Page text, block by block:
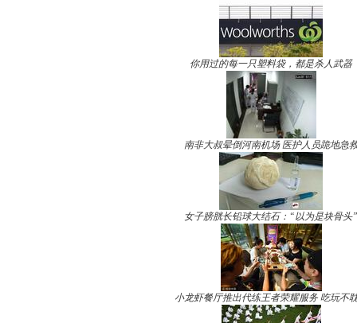
你用过的每一只塑料袋，都是杀人武器
南非大叔晕倒河南机场 医护人员跪地急
女子膀胱长铅球大结石：“以为是块骨头”
小龙虾餐厅推出代练王者荣耀服务 吃玩不